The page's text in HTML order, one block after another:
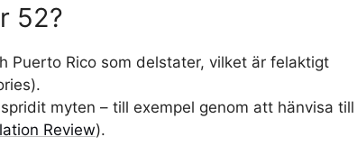
52?
Puerto Rico som delstater, vilket är felaktigt
myten – till exempel genom att hänvisa till
Review).